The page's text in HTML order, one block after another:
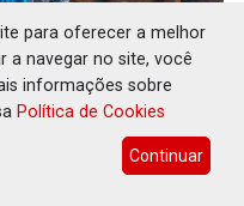
Praça organiza
domingo (9)
para oferecer a melhor
a navegar no site, você
informações sobre
Política de Cookies
Continuar